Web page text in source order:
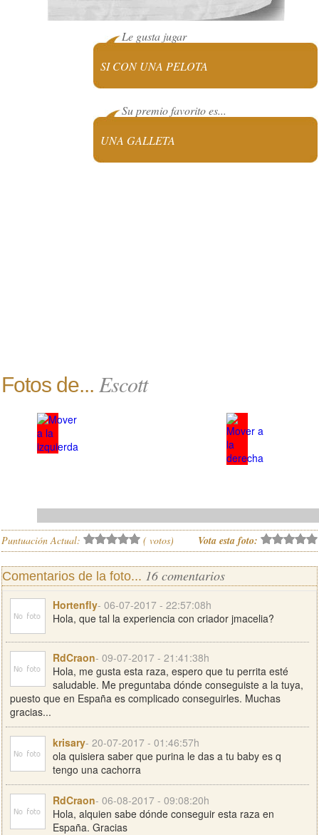
Le gusta jugar
SI CON UNA PELOTA
Su premio favorito es...
UNA GALLETA
Fotos de... Escott
Puntuación Actual: ( votos) Vota esta foto:
Comentarios de la foto... 16 comentarios
Hortenfly- 06-07-2017 - 22:57:08h
Hola, que tal la experiencia con criador jmacelia?
RdCraon- 09-07-2017 - 21:41:38h
Hola, me gusta esta raza, espero que tu perrita esté
saludable. Me preguntaba dónde conseguiste a la tuya,
puesto que en España es complicado conseguirles. Muchas
gracias...
krisary- 20-07-2017 - 01:46:57h
ola quisiera saber que purina le das a tu baby es q
tengo una cachorra
RdCraon- 06-08-2017 - 09:08:20h
Hola, alquien sabe dónde conseguir esta raza en
España. Gracias